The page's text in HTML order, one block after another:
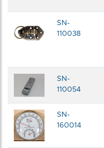
SN-
110038
SN-
110054
SN-
160014